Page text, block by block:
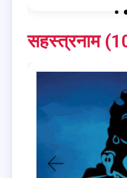
सहस्त्रनाम